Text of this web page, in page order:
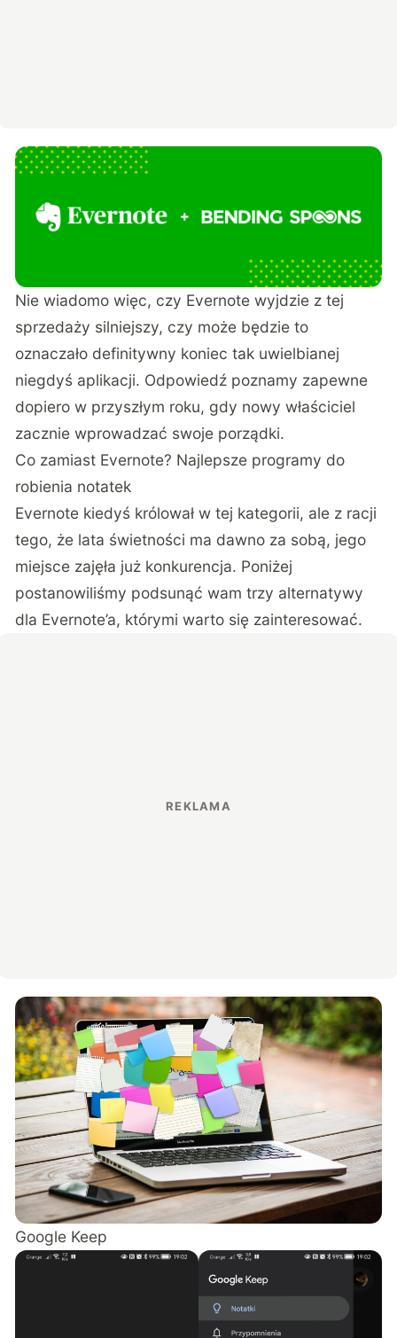
Nie wiadomo więc, czy Evernote wyjdzie z tej
sprzedaży silniejszy, czy może będzie to
oznaczało definitywny koniec tak uwielbianej
niegdyś aplikacji. Odpowiedź poznamy zapewne
dopiero w przyszłym roku, gdy nowy właściciel
zacznie wprowadzać swoje porządki.
Co zamiast Evernote? Najlepsze programy do
robienia notatek
Evernote kiedyś królował w tej kategorii, ale z racji
tego, że lata świetności ma dawno za sobą, jego
miejsce zajęła już konkurencja. Poniżej
postanowiliśmy podsunąć wam trzy alternatywy
dla Evernote’a, którymi warto się zainteresować.
Google Keep